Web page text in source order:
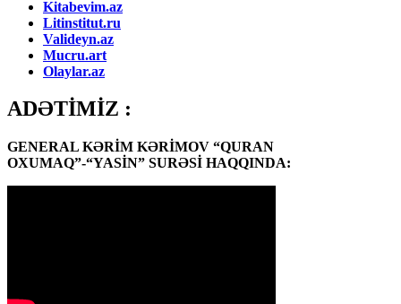
Kitabevim.az
Litinstitut.ru
Valideyn.az
Mucru.art
Olaylar.az
ADƏTİMİZ :
GENERAL KƏRİM KƏRİMOV “QURAN
OXUMAQ”-“YASİN” SURƏSİ HAQQINDA: